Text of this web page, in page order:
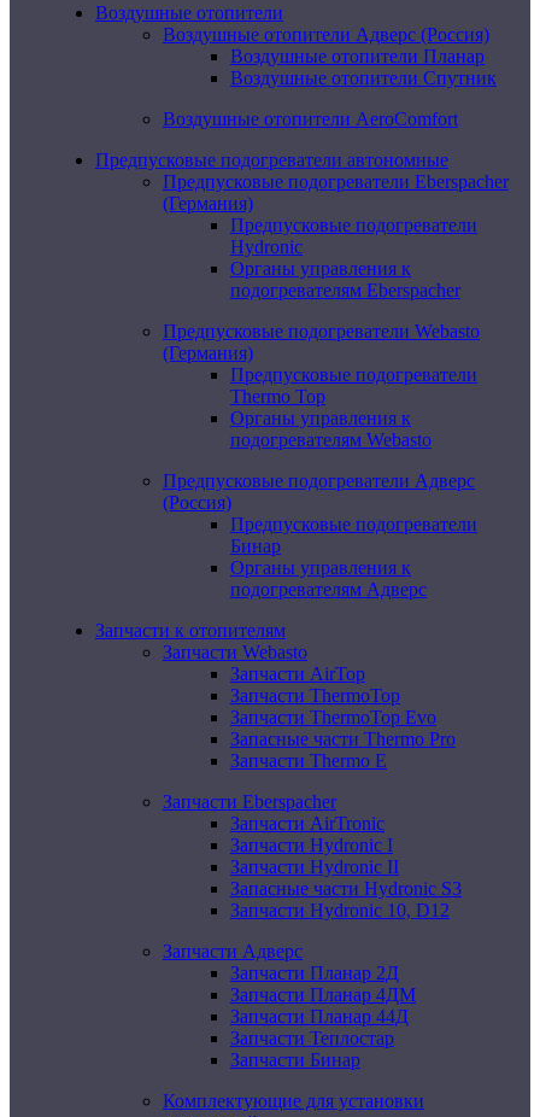
Воздушные отопители
Воздушные отопители Адверс (Россия)
Воздушные отопители Планар
Воздушные отопители Спутник
Воздушные отопители AeroComfort
Предпусковые подогреватели автономные
Предпусковые подогреватели Eberspacher
(Германия)
Предпусковые подогреватели
Hydronic
Органы управления к
подогревателям Eberspacher
Предпусковые подогреватели Webasto
(Германия)
Предпусковые подогреватели
Thermo Top
Органы управления к
подогревателям Webasto
Предпусковые подогреватели Адверс
(Россия)
Предпусковые подогреватели
Бинар
Органы управления к
подогревателям Адверс
Запчасти к отопителям
Запчасти Webasto
Запчасти AirTop
Запчасти ThermoTop
Запчасти ThermoTop Evo
Запасные части Thermo Pro
Запчасти Thermo E
Запчасти Eberspacher
Запчасти AirTronic
Запчасти Hydronic I
Запчасти Hydronic II
Запасные части Hydronic S3
Запчасти Hydronic 10, D12
Запчасти Адверс
Запчасти Планар 2Д
Запчасти Планар 4ДМ
Запчасти Планар 44Д
Запчасти Теплостар
Запчасти Бинар
Комплектующие для установки